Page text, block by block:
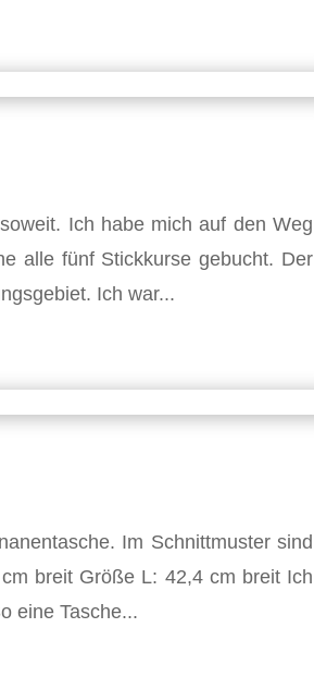
Ich habe mich auf den Weg
alle fünf Stickkurse gebucht. Der
Ich war...
Im Schnittmuster sind
breit Größe L: 42,4 cm breit Ich
eine Tasche...